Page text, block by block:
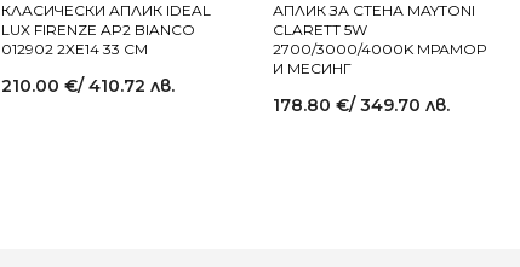
КЛАСИЧЕСКИ АПЛИК IDEAL
LUX FIRENZE AP2 BIANCO
012902 2XE14 33 СМ
210.00 €/ 410.72 лв.
АПЛИК ЗА СТЕНА MAYTONI
CLARETT 5W
2700/3000/4000K МРАМОР
И МЕСИНГ
178.80 €/ 349.70 лв.